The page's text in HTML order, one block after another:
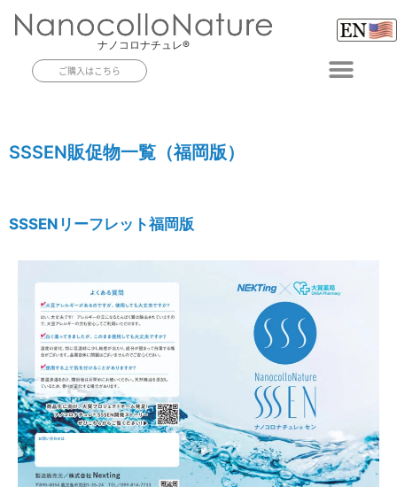
ナノコロナチュレ®
ご購入はこちら
SSSEN販促物一覧（福岡版）
SSSENリーフレット福岡版